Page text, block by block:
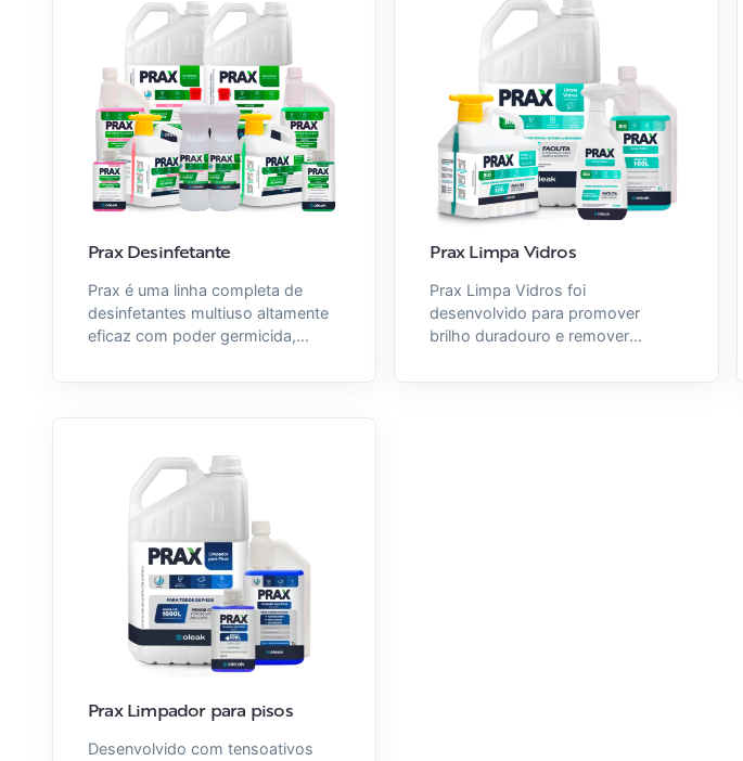
Prax Desinfetante
Prax é uma linha completa de
desinfetantes multiuso altamente
eficaz com poder germicida,
contaminação. Age rapidamente
na eliminação de bactérias e
também proporciona uma
fragrância agradável, deixando os
ambientes perfumados e limpos.
Disponível nas embalagens 5L, 1L,
SAD 3G, HyperC 300mL, Olik e
Dosa Fácil.
Prax Limpa Vidros
Prax Limpa Vidros foi
desenvolvido para promover
brilho duradouro e remover
Prax Limpador para pisos
Desenvolvido com tensoativos